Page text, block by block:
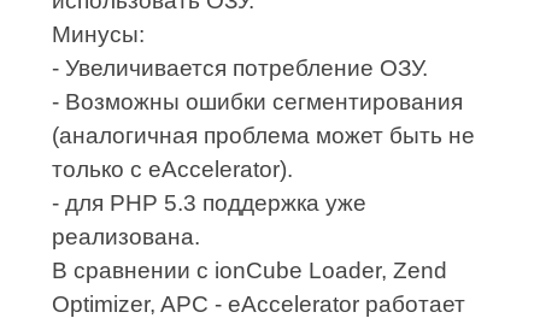
Минусы:
- Увеличивается потребление ОЗУ.
- Возможны ошибки сегментирования
(аналогичная проблема может быть не
только с eAccelerator).
- для PHP 5.3 поддержка уже
реализована.
В сравнении с ionCube Loader, Zend
Optimizer, APC - eAccelerator работает